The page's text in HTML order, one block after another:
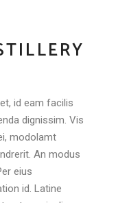
id eam facilis
dignissim. Vis
modolamt
An modus
eius
id. Latine